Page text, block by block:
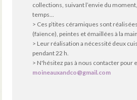
collections, suivant l’envie du
temps...
> Ces p’tites céramiques sont
(faïence), peintes et émaillées à la
> Leur réalisation a nécessité deux
pendant 22 h.
> N'hésitez pas à nous contacter pour
moineauxandco@gmail.com